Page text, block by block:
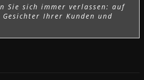
Sie sich immer verlassen: auf
Ihrer Kunden und